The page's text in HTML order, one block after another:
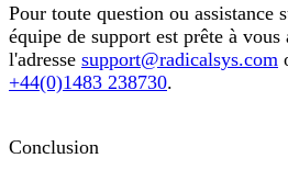
Pour toute question ou assistance
équipe de support est prête à vous
l'adresse support@radicalsys.com
+44(0)1483 238730.
Conclusion